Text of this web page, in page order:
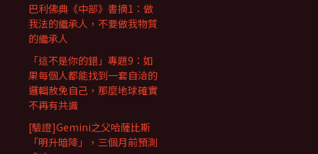
巴利佛典《中部》書摘1：做
我法的繼承人，不要做我物質
的繼承人
「這不是你的錯」專題9：如
果每個人都能找到一套自洽的
邏輯赦免自己，那麼地球確實
不再有共識
[驗證]Gemini之父哈薩比斯
「明升暗降」，三個月前預測